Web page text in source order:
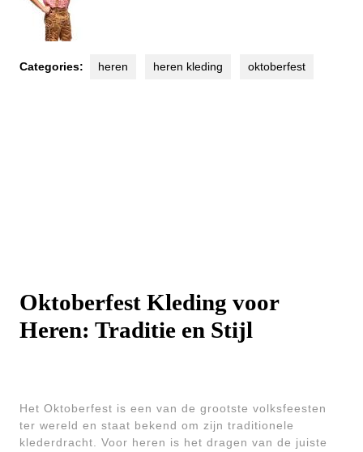
Categories: heren heren kleding oktoberfest
Oktoberfest Kleding voor
Heren: Traditie en Stijl
Het Oktoberfest is een van de grootste volksfeesten
ter wereld en staat bekend om zijn traditionele
klederdracht. Voor heren is het dragen van de juiste